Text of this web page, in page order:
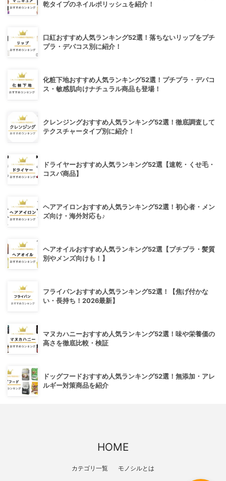
乾タイプのネイルポリッシュを紹介！
口紅おすすめ人気ランキング52選！落ちないリップをプチ
プラ・デパコス別に紹介！
化粧下地おすすめ人気ランキング52選！プチプラ・デパコ
ス・敏感肌向けナチュラル商品も登場！
クレンジングおすすめ人気ランキング52選！徹底調査して
テクスチャータイプ別に紹介！
ドライヤーおすすめ人気ランキング52選【速乾・くせ毛・
コスパ商品】
ヘアアイロンおすすめ人気ランキング52選！初心者・メン
ズ向け・海外対応も♪
ヘアオイルおすすめ人気ランキング52選【プチプラ・髪質
別やメンズ向けも！】
フライパンおすすめ人気ランキング52選！【焦げ付かな
い・長持ち！2026最新】
マヌカハニーおすすめ人気ランキング52選！味や栄養価の
高さを徹底比較・検証
ドッグフードおすすめ人気ランキング52選！無添加・アレ
ルギー対策商品を紹介
HOME
カテゴリ一覧 モノシルとは